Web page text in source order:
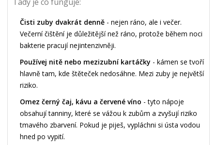
Čisti zuby dvakrát denně - nejen ráno, ale i večer.
Večerní čištění je důležitější než ráno, protože během noci
bakterie pracují nejintenzivněji.
Používej nitě nebo mezizubní kartáčky - kámen se tvoří
hlavně tam, kde štěteček nedosáhne. Mezi zuby je největší
riziko.
Omez černý čaj, kávu a červené víno - tyto nápoje
obsahují tanniny, které se vážou k zubům a zvyšují riziko
tmavého zbarvení. Pokud je piješ, vypláchni si ústa vodou
hned po vypití.